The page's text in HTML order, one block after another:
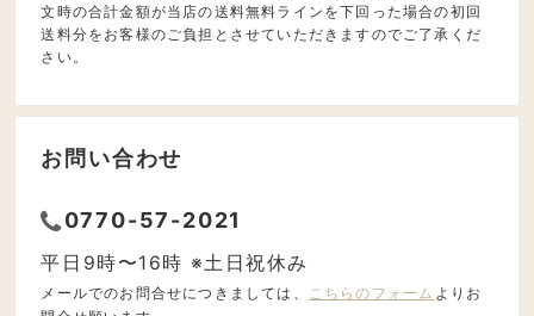
文時の合計金額が当店の送料無料ラインを下回った場合の初回
送料分をお客様のご負担とさせていただきますのでご了承くだ
さい。
お問い合わせ
0770-57-2021
平日9時〜16時 ※土日祝休み
メールでのお問合せにつきましては、 こちらのフォーム よりお